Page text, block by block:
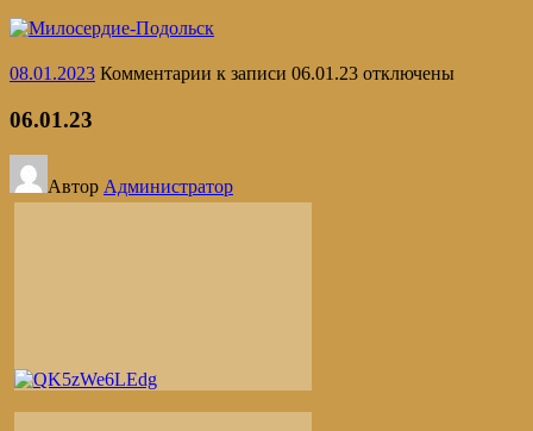
08.01.2023 Комментарии к записи 06.01.23 отключены
06.01.23
Автор Администратор